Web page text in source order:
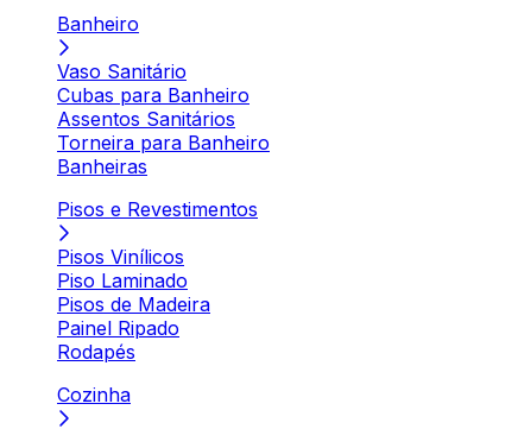
Banheiro
Vaso Sanitário
Cubas para Banheiro
Assentos Sanitários
Torneira para Banheiro
Banheiras
Pisos e Revestimentos
Pisos Vinílicos
Piso Laminado
Pisos de Madeira
Painel Ripado
Rodapés
Cozinha